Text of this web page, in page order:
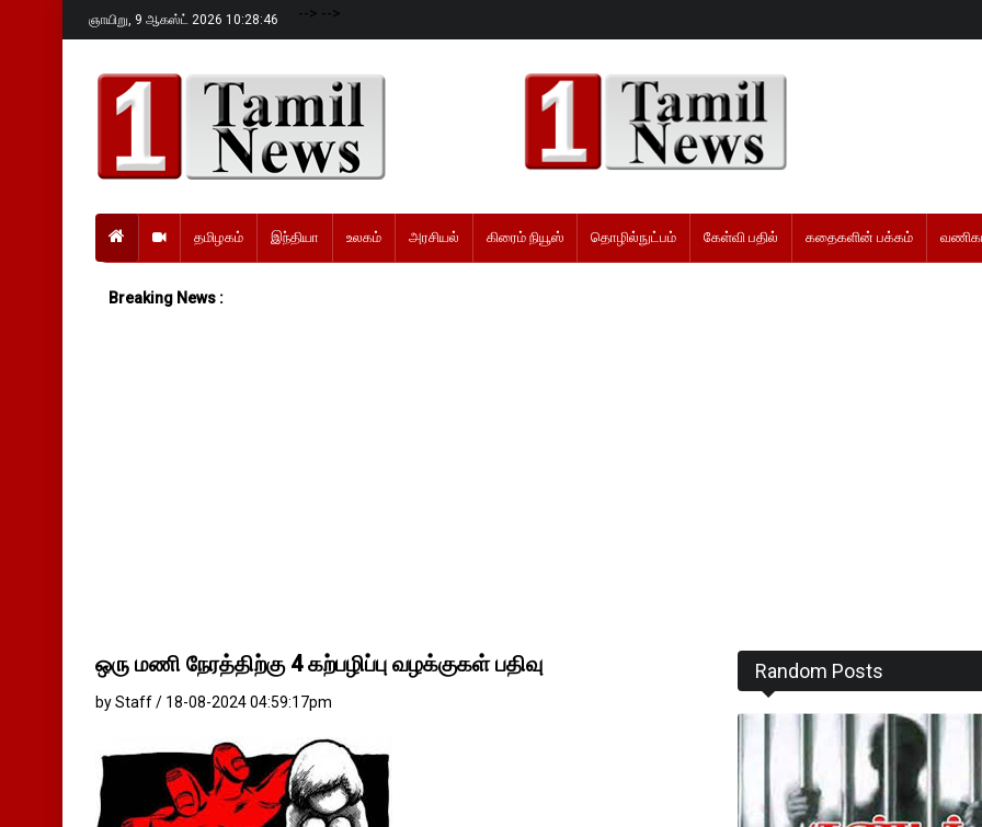
ஞாயிறு, 9 ஆகஸ்ட் 2026 10:28:48 --> -->
தமிழகம் இந்தியா உலகம் அரசியல் கிரைம் நியூஸ் தொழில்நுட்பம் கேள்வி பதில் கதைகளின் பக்கம்
Breaking News :
ஒரு மணி நேரத்திற்கு 4 கற்பழிப்பு வழக்குகள் பதிவு
by Staff / 18-08-2024 04:59:17pm
Random Posts